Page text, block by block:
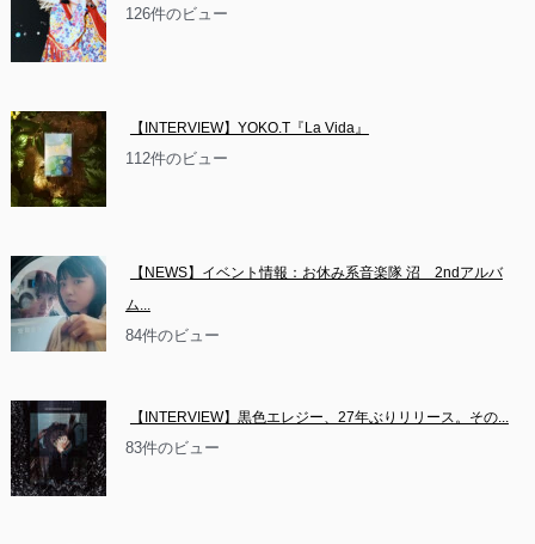
126件のビュー
【INTERVIEW】YOKO.T『La Vida』
112件のビュー
【NEWS】イベント情報：お休み系音楽隊 沼　2ndアルバ
ム...
84件のビュー
【INTERVIEW】黒色エレジー、27年ぶりリリース。その...
83件のビュー